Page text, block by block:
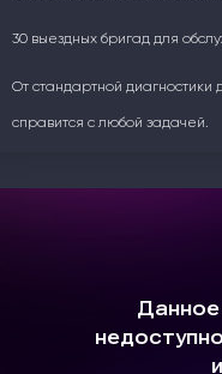
30 выездных бригад для
От стандартной
справится с любой задачей.